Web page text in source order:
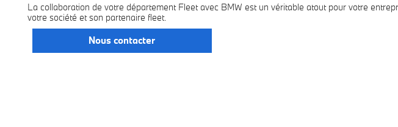
La collaboration de votre département Fleet avec BMW est un véritable atout pour votre
votre société et son partenaire fleet.
Nous contacter